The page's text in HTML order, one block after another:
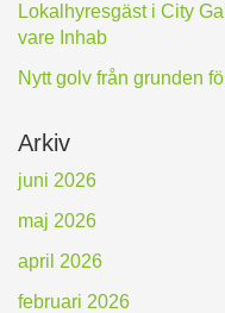
Lokalhyresgäst i City
vare Inhab
Nytt golv från grunden
Arkiv
juni 2026
maj 2026
april 2026
februari 2026